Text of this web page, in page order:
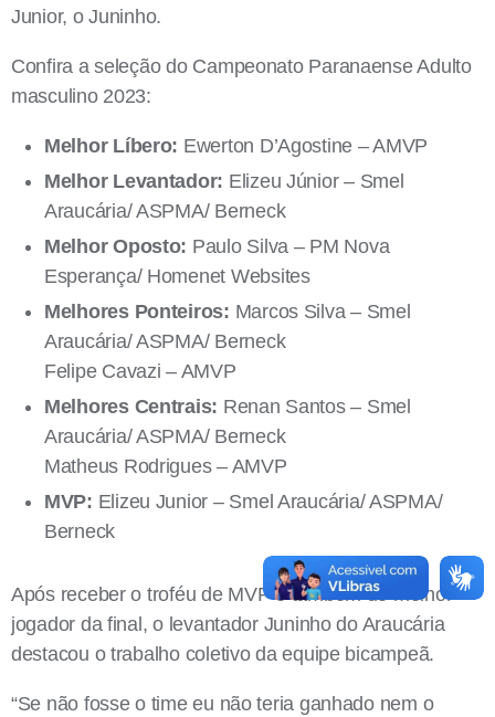
Junior, o Juninho.
Confira a seleção do Campeonato Paranaense Adulto
masculino 2023:
Melhor Líbero: Ewerton D’Agostine – AMVP
Melhor Levantador: Elizeu Júnior – Smel
Araucária/ ASPMA/ Berneck
Melhor Oposto: Paulo Silva – PM Nova
Esperança/ Homenet Websites
Melhores Ponteiros: Marcos Silva – Smel
Araucária/ ASPMA/ Berneck
Felipe Cavazi – AMVP
Melhores Centrais: Renan Santos – Smel
Araucária/ ASPMA/ Berneck
Matheus Rodrigues – AMVP
MVP: Elizeu Junior – Smel Araucária/ ASPMA/
Berneck
Após receber o troféu de MVP e também de melhor
jogador da final, o levantador Juninho do Araucária
destacou o trabalho coletivo da equipe bicampeã.
“Se não fosse o time eu não teria ganhado nem o